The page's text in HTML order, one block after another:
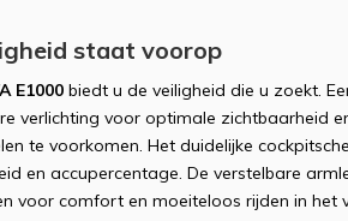
staat voorop
E1000 biedt u de veiligheid die u zoekt.
verlichting voor optimale zichtbaarheid
te voorkomen. Het duidelijke
en accupercentage. De verstelbare
voor comfort en moeiteloos rijden in het